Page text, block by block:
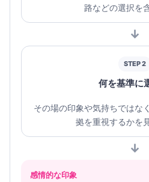
路などの選択を
↓
STEP 2
何を基準に
その場の印象や気持ちではな
拠を重視するかを
↓
感情的な印象